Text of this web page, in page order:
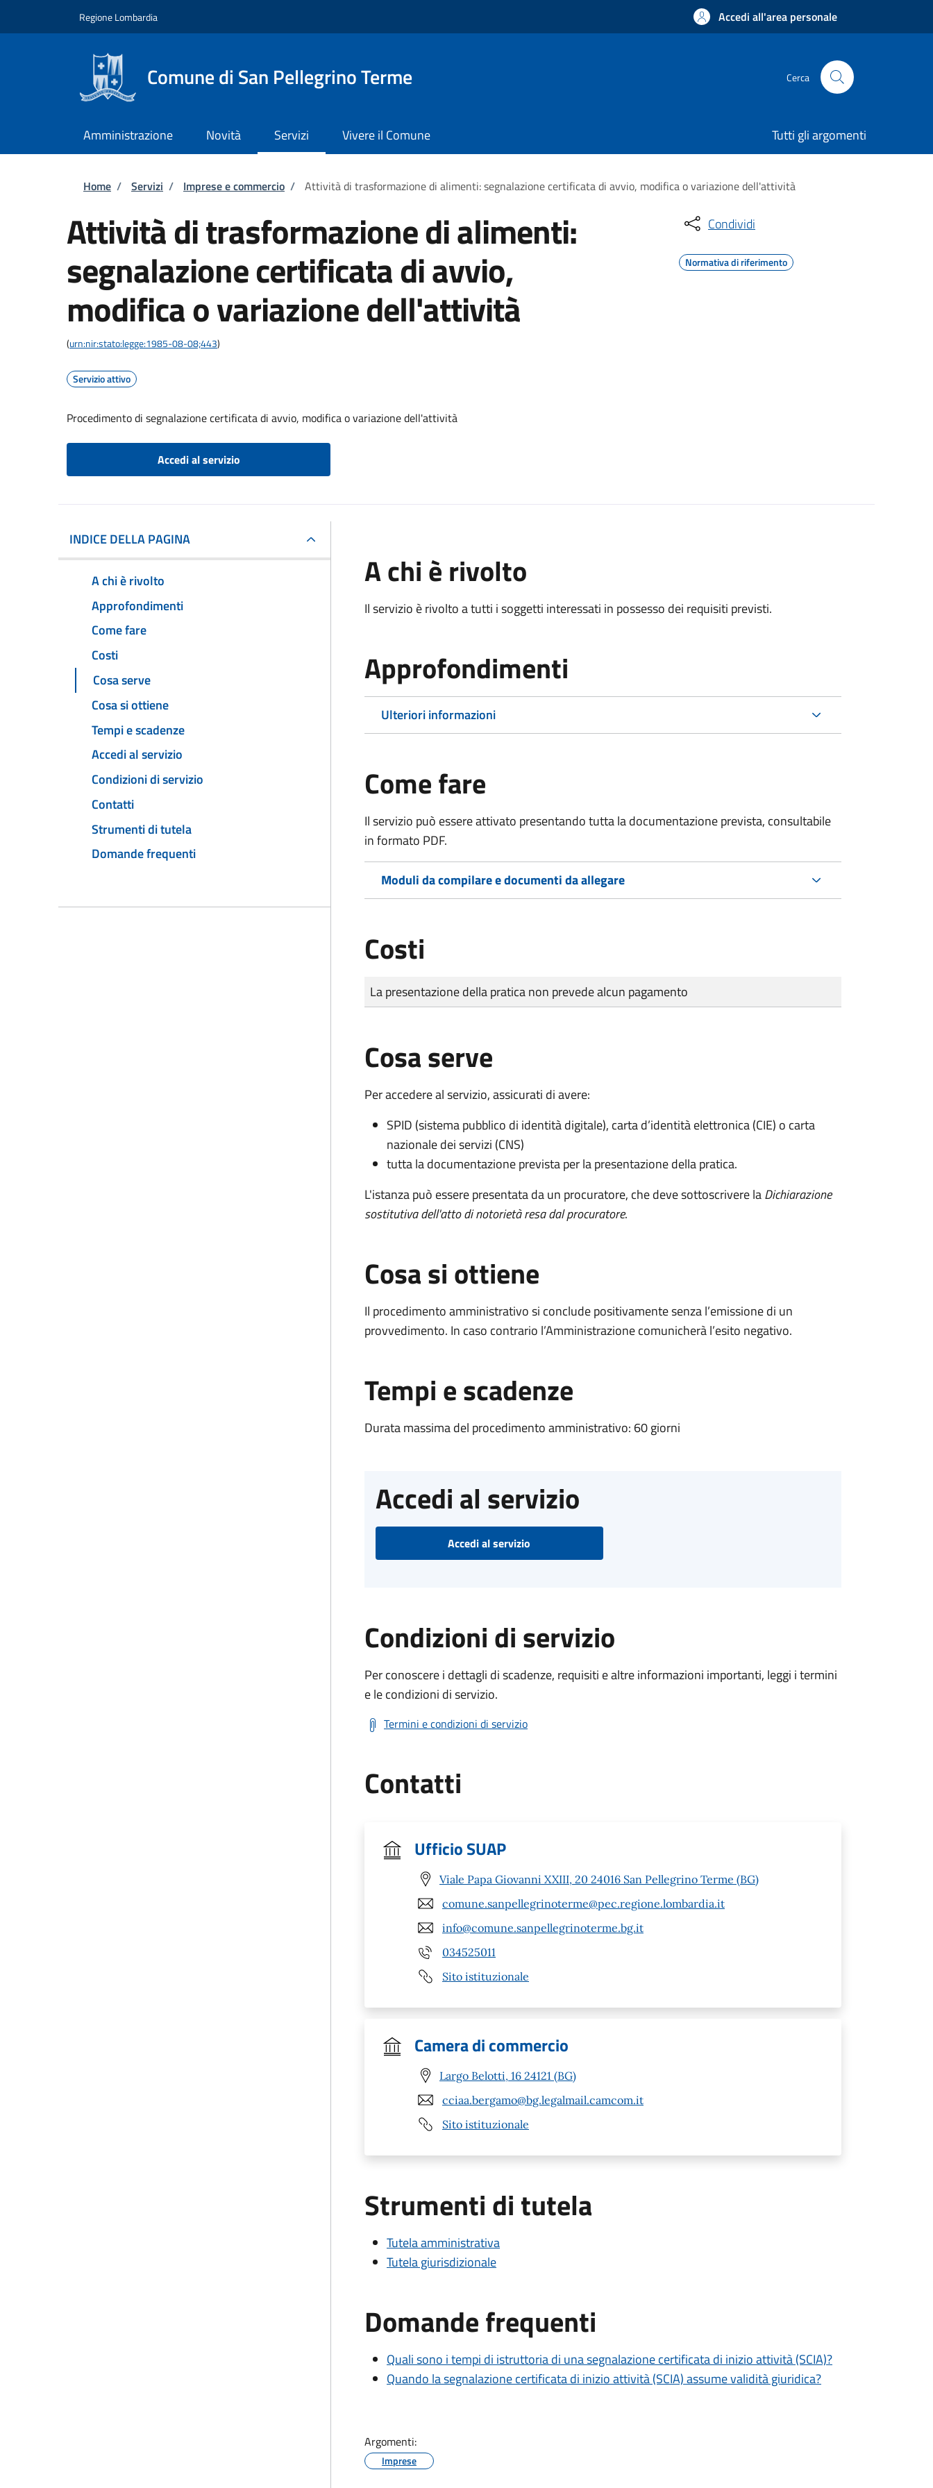
Regione Lombardia Accedi all'area personale
Comune di San Pellegrino Terme Cerca
Amministrazione Novità Servizi Vivere il Comune Tutti gli argomenti
Briciole di pane
Home / Servizi / Imprese e commercio / Attività di trasformazione di alimenti: segnalazione certificata di avvio, modifica o variazione dell'attività
Attività di trasformazione di alimenti:
segnalazione certificata di avvio,
modifica o variazione dell'attività
(urn:nir:stato:legge:1985-08-08;443)
Servizio attivo
Procedimento di segnalazione certificata di avvio, modifica o variazione dell'attività
Accedi al servizio
Condividi
Normativa di riferimento
INDICE DELLA PAGINA
A chi è rivolto
Approfondimenti
Come fare
Costi
Cosa serve
Cosa si ottiene
Tempi e scadenze
Accedi al servizio
Condizioni di servizio
Contatti
Strumenti di tutela
Domande frequenti
A chi è rivolto
Il servizio è rivolto a tutti i soggetti interessati in possesso dei requisiti previsti.
Approfondimenti
Ulteriori informazioni
Come fare
Il servizio può essere attivato presentando tutta la documentazione prevista, consultabile
in formato PDF.
Moduli da compilare e documenti da allegare
Costi
Tipo di pagamento
Importo
La presentazione della pratica non prevede alcun pagamento
Cosa serve
Per accedere al servizio, assicurati di avere:
SPID (sistema pubblico di identità digitale), carta d’identità elettronica (CIE) o carta
nazionale dei servizi (CNS)
tutta la documentazione prevista per la presentazione della pratica.
L'istanza può essere presentata da un procuratore, che deve sottoscrivere laDichiarazione
sostitutiva dell'atto di notorietà resa dal procuratore.
Cosa si ottiene
Il procedimento amministrativo si conclude positivamente senza l’emissione di un
provvedimento. In caso contrario l’Amministrazione comunicherà l’esito negativo.
Tempi e scadenze
Durata massima del procedimento amministrativo: 60 giorni
Accedi al servizio
Accedi al servizio
Condizioni di servizio
Per conoscere i dettagli di scadenze, requisiti e altre informazioni importanti, leggi i termini
e le condizioni di servizio.
Termini e condizioni di servizio
Contatti
Ufficio SUAP
Viale Papa Giovanni XXIII, 20 24016 San Pellegrino Terme (BG)
comune.sanpellegrinoterme@pec.regione.lombardia.it
info@comune.sanpellegrinoterme.bg.it
034525011
Sito istituzionale
Camera di commercio
Largo Belotti, 16 24121 (BG)
cciaa.bergamo@bg.legalmail.camcom.it
Sito istituzionale
Strumenti di tutela
Tutela amministrativa
Tutela giurisdizionale
Domande frequenti
Quali sono i tempi di istruttoria di una segnalazione certificata di inizio attività (SCIA)?
Quando la segnalazione certificata di inizio attività (SCIA) assume validità giuridica?
Argomenti:
Imprese